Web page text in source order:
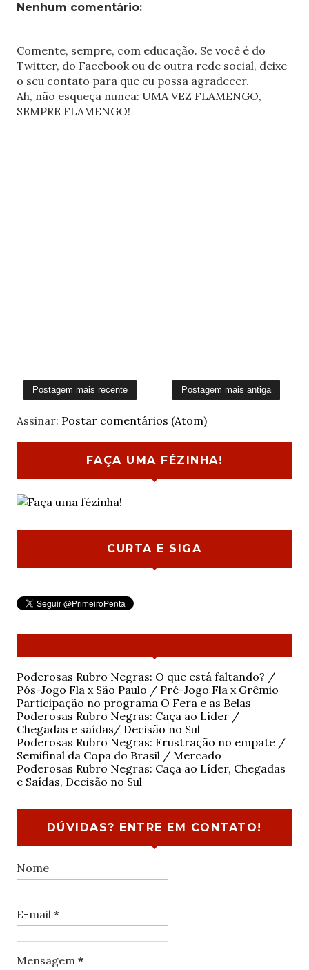
Nenhum comentário:
Comente, sempre, com educação. Se você é do
Twitter, do Facebook ou de outra rede social, deixe
o seu contato para que eu possa agradecer.
Ah, não esqueça nunca: UMA VEZ FLAMENGO,
SEMPRE FLAMENGO!
Postagem mais recente Postagem mais antiga
Assinar: Postar comentários (Atom)
FAÇA UMA FÉZINHA!
CURTA E SIGA
Poderosas Rubro Negras: O que está faltando? /
Pós-Jogo Fla x São Paulo / Pré-Jogo Fla x Grêmio
Participação no programa O Fera e as Belas
Poderosas Rubro Negras: Caça ao Líder /
Chegadas e saídas/ Decisão no Sul
Poderosas Rubro Negras: Frustração no empate /
Semifinal da Copa do Brasil / Mercado
Poderosas Rubro Negras: Caça ao Líder, Chegadas
e Saídas, Decisão no Sul
DÚVIDAS? ENTRE EM CONTATO!
Nome
E-mail *
Mensagem *